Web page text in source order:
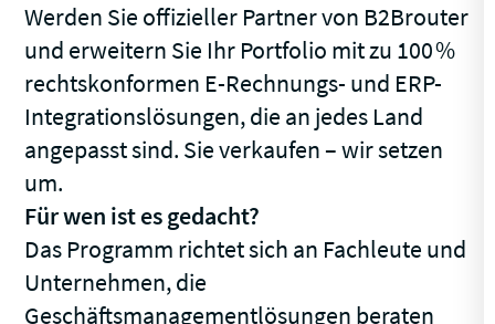
Werden Sie offizieller Partner von B2Brouter
und erweitern Sie Ihr Portfolio mit zu 100 %
rechtskonformen E-Rechnungs- und ERP-
Integrationslösungen, die an jedes Land
angepasst sind. Sie verkaufen – wir setzen
um.
Für wen ist es gedacht?
Das Programm richtet sich an Fachleute und
Unternehmen, die
Geschäftsmanagementlösungen beraten